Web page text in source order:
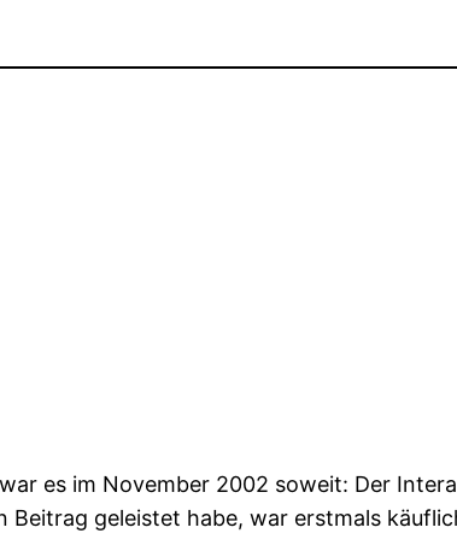
es im November 2002 soweit: Der
Beitrag geleistet habe, war erstmals